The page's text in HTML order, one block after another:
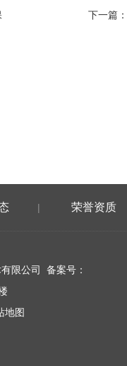
下一篇：
| 荣誉资质
限公司 备案号：
地图